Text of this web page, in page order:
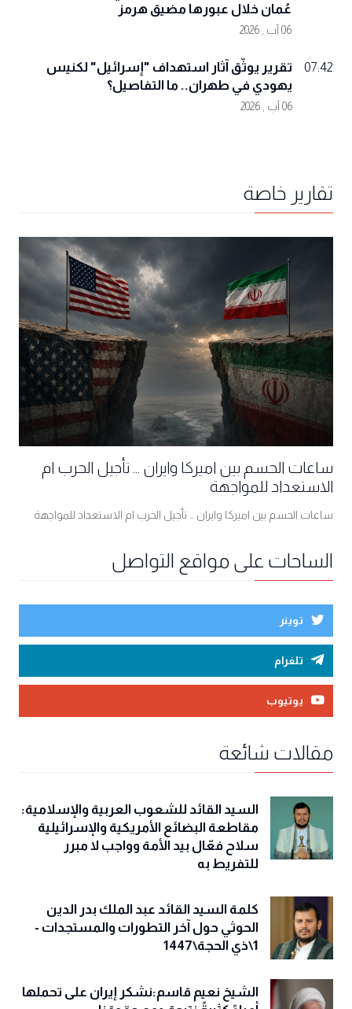
عُمان خلال عبورها مضيق هرمز
06 آب , 2026
07:42
تقرير يوثّق آثار استهداف "إسرائيل" لكنيس
يهودي في طهران.. ما التفاصيل؟
06 آب , 2026
تقارير خاصة
ساعات الحسم بين اميركا وايران ... تأجيل الحرب ام
الاستعداد للمواجهة
ساعات الحسم بين اميركا وايران ... تأجيل الحرب ام الاستعداد للمواجهة
الساحات على مواقع التواصل
توينر
تلغرام
يوتيوب
مقالات شائعة
السيد القائد للشعوب العربية والإسلامية:
مقاطعة البضائع الأمريكية والإسرائيلية
سلاح فعّال بيد الأمة وواجب لا مبرر
للتفريط به
كلمة السيد القائد عبد الملك بدر الدين
الحوثي حول آخر التطورات والمستجدات -
1\ذي الحجة\1447
الشيخ نعيم قاسم:نشكر إيران على تحملها